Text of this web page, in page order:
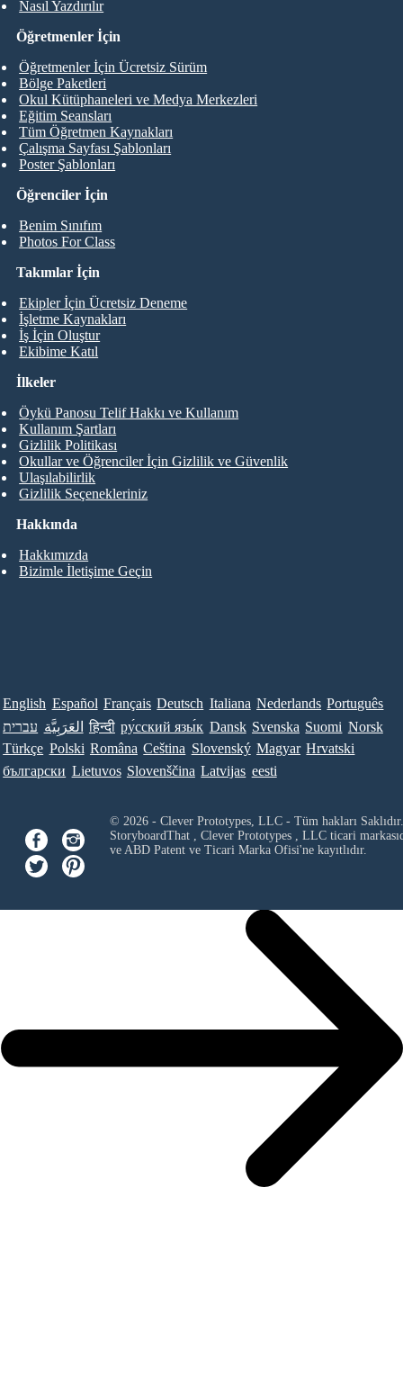
Nasıl Yazdırılır
Öğrenciler İçin
Benim Sınıfım
Photos For Class
Öğretmenler İçin
Öğretmenler İçin Ücretsiz Sürüm
Bölge Paketleri
Okul Kütüphaneleri ve Medya Merkezleri
Eğitim Seansları
Tüm Öğretmen Kaynakları
Çalışma Sayfası Şablonları
Poster Şablonları
Takımlar İçin
Ekipler İçin Ücretsiz Deneme
İşletme Kaynakları
İş İçin Oluştur
Ekibime Katıl
Hakkında
Hakkımızda
Bizimle İletişime Geçin
İlkeler
Öykü Panosu Telif Hakkı ve Kullanım
Kullanım Şartları
Gizlilik Politikası
Okullar ve Öğrenciler İçin Gizlilik ve Güvenlik
Ulaşılabilirlik
Gizlilik Seçenekleriniz
English Español Français Deutsch Italiana Nederlands Português
עברית العَرَبِيَّة हिन्दी ру́сский язы́к Dansk Svenska Suomi Norsk
Türkçe Polski Româna Ceština Slovenský Magyar Hrvatski
български Lietuvos Slovenščina Latvijas eesti
© 2026 - Clever Prototypes, LLC - Tüm hakları Saklıdır.
StoryboardThat , Clever Prototypes , LLCticari
ve ABD Patent ve Ticari Marka Ofisi'ne kayıtlıdır.